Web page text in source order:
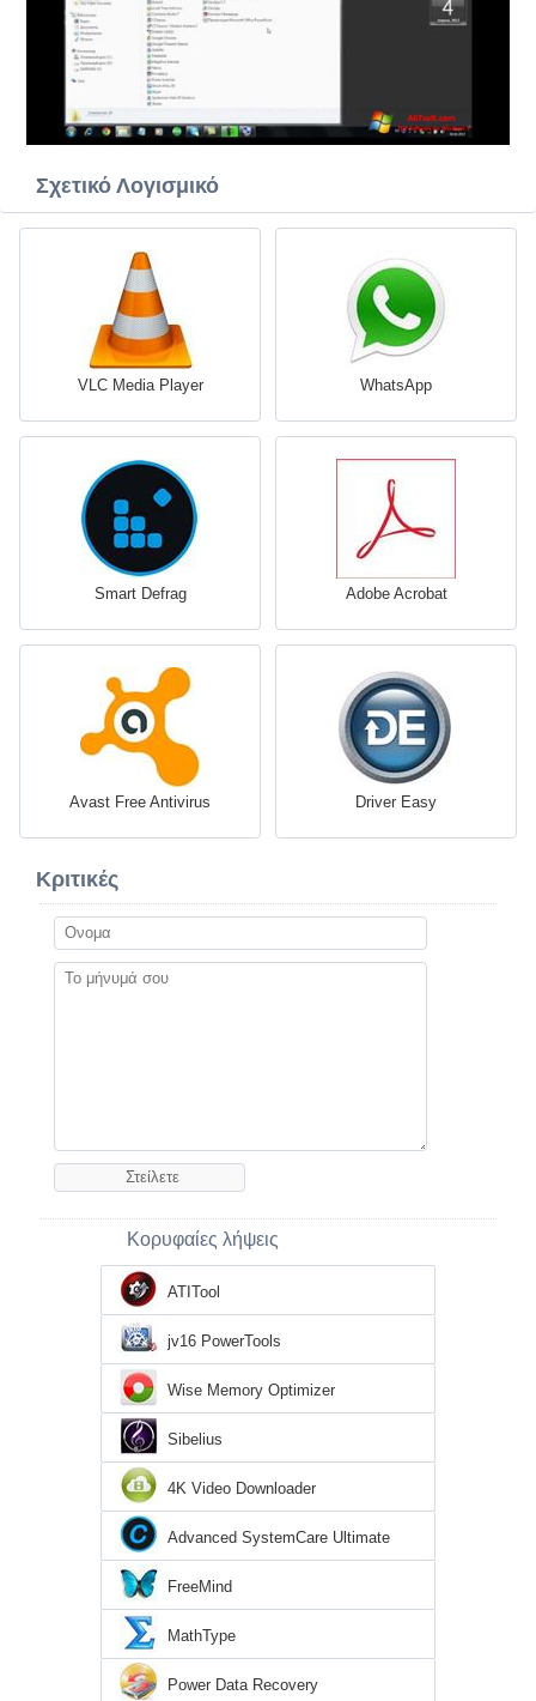
Σχετικό Λογισμικό
VLC Media Player WhatsApp
Smart Defrag Adobe Acrobat
Avast Free Antivirus Driver Easy
Κριτικές
Κορυφαίες λήψεις
ATITool
jv16 PowerTools
Wise Memory Optimizer
Sibelius
4K Video Downloader
Advanced SystemCare Ultimate
FreeMind
MathType
Power Data Recovery